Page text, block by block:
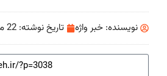
نویسنده: خبر واژه تاریخ نوشته: 22 مهر 1404